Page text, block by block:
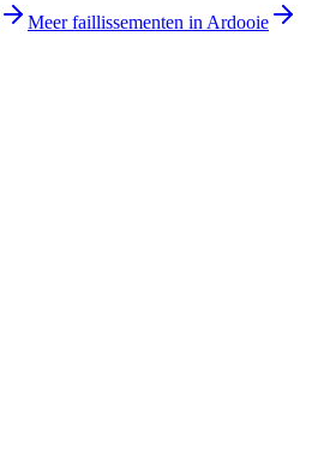
Meer faillissementen in Ardooie